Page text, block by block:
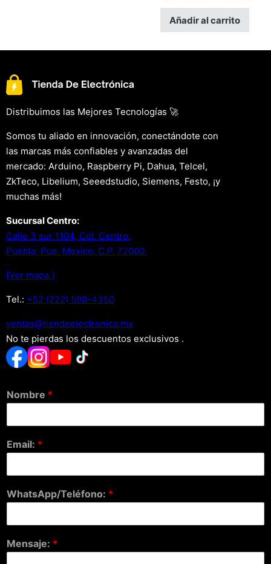
Añadir al carrito
Distribuimos las Mejores Tecnologías 🚀
Somos tu aliado en innovación, conectándote con
las marcas más confiables y avanzadas del
mercado: Arduino, Raspberry Pi, Dahua, Telcel,
ZkTeco, Libelium, Seeedstudio, Siemens, Festo, ¡y
muchas más!
Sucursal Centro:
Calle 3 sur 1104, Col. Centro.
Puebla, Pue. Mexico. C.P. 72000.
[Ver mapa.]
Tel.: +52 (222) 598-4350
xm.acinortceleedneit@satnev
No te pierdas los descuentos exclusivos .
Nombre *
Email: *
WhatsApp/Teléfono: *
Mensaje: *